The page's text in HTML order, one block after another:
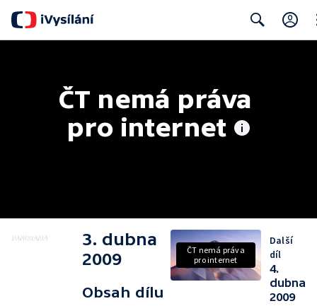
ČT nemá práva
pro internet
3. dubna
2009
Obsah dílu
ČT nemá práva
pro internet
Další
díl
4.
dubna
2009